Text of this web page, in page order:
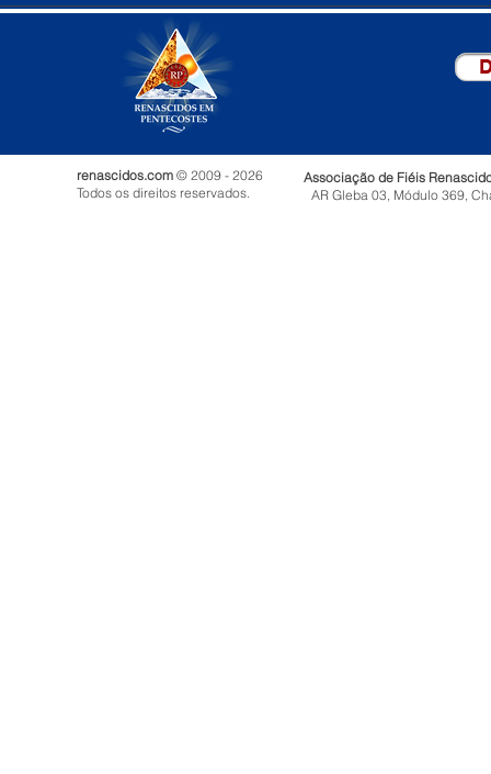
renascidos.com © 2009 - 2026
Todos os direitos reservados.
Associação de Fiéis
AR Gleba 03, Módulo 369,